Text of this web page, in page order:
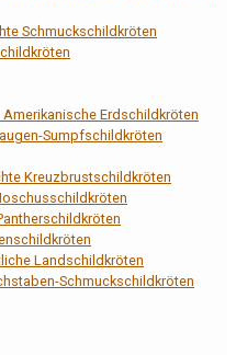
Schmuckschildkröten
Erdschildkröten
Sumpfschildkröten
Kreuzbrustschildkröten
Landschildkröten
Schmuckschildkröten